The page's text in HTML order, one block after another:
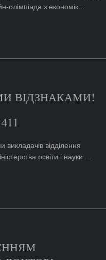
з економік...
ВІДЗНАКАМИ!
відділення
освіти і науки ...